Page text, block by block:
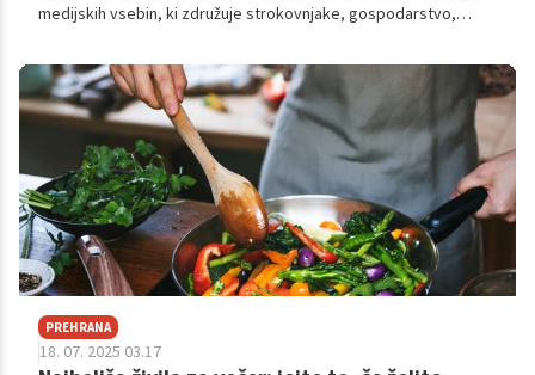
medijskih vsebin, ki združuje strokovnjake, gospodarstvo,
najpomembnejših vprašanjih sodobne družbe. Sklepi dogodkov
bodo lahko služili odločevalcem pri sprejemanju odločitev,
pomembnih za družbo in prihodnje generacije.
PREHRANA
18. 07. 2025 03.17